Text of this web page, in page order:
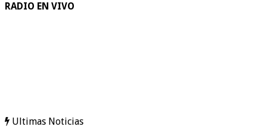
RADIO EN VIVO
Ultimas Noticias